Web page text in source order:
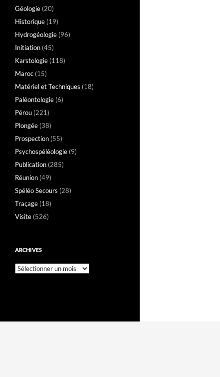
Géologie (20)
Historique (19)
Hydrogéologie (96)
Initiation (45)
Karstologie (118)
Maroc (15)
Matériel et Techniques (18)
Paléontologie (6)
Pérou (221)
Plongée (38)
Prospection (55)
Psychospéléologie (9)
Publication (285)
Réunion (49)
Spéléo Secours (28)
Traçage (18)
Visite (526)
ARCHIVES
Archives